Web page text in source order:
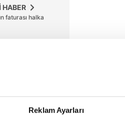
Reklam Ayarları
HABER
faturası halka